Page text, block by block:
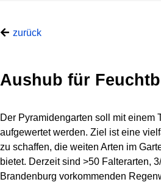
zurück
Aushub für
Der Pyramidengarten soll mit einem
aufgewertet werden. Ziel ist eine
zu schaffen, die weiten Arten im
bietet. Derzeit sind >50 Falterarten,
Brandenburg vorkommenden